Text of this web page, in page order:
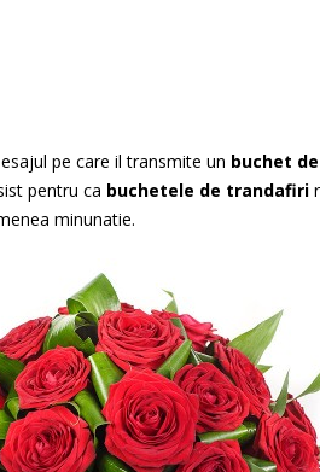
pe care il transmite un buchet
pentru ca buchetele de trandafiri
minunatie.